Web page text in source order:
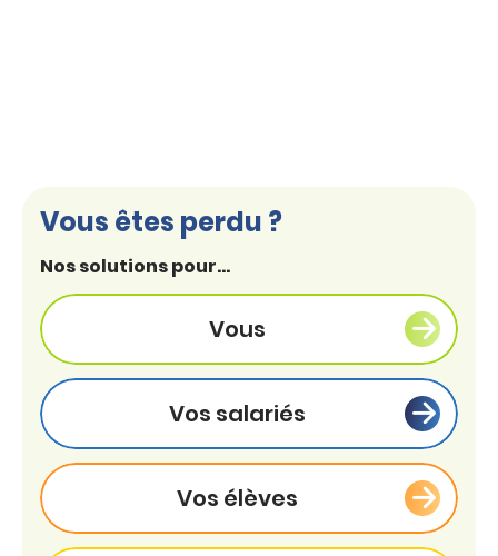
Vous êtes perdu ?
Nos solutions pour...
Vous
Vos salariés
Vos élèves